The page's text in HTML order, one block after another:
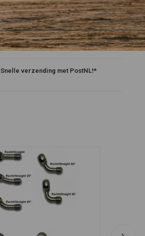
Snelle verzending met PostNL!*